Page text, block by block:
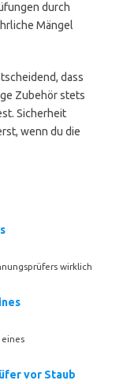
durch
Mängel
dass
Zubehör stets
Sicherheit
wenn du die
wirklich
vor Staub